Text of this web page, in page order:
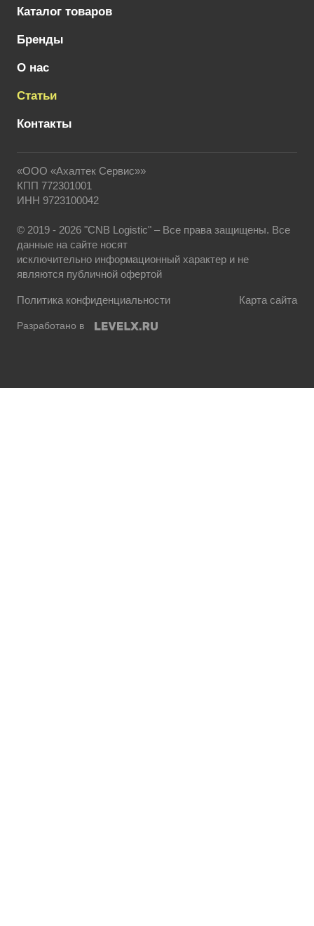
Каталог товаров
Бренды
О нас
Статьи
Контакты
«ООО «Ахалтек Сервис»»
КПП 772301001
ИНН 9723100042
© 2019 - 2026 "CNB Logistic" – Все права защищены. Все
данные на сайте носят
исключительно информационный характер и не
являются публичной офертой
Политика конфиденциальности Карта сайта
Разработано в